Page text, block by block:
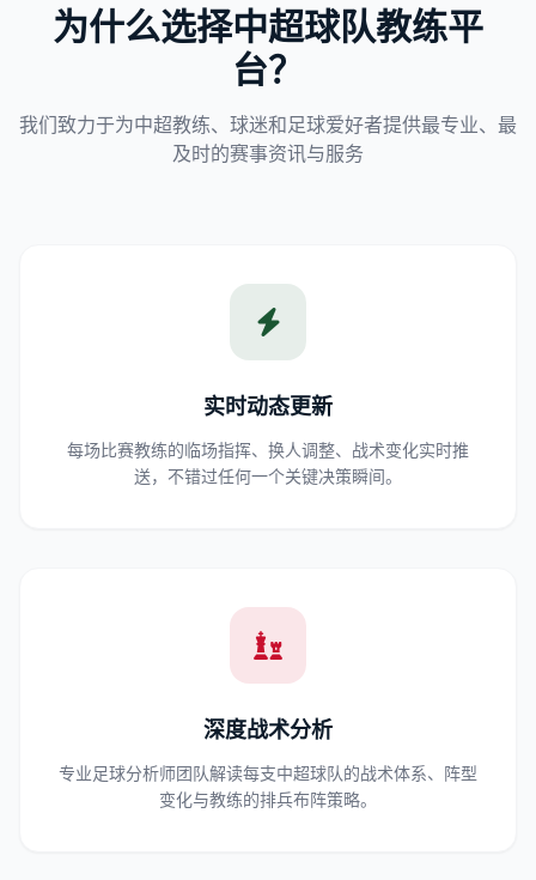
为什么选择中超球队教练平
台？
我们致力于为中超教练、球迷和足球爱好者提供最专业、最
及时的赛事资讯与服务
实时动态更新
每场比赛教练的临场指挥、换人调整、战术变化实时推
送，不错过任何一个关键决策瞬间。
深度战术分析
专业足球分析师团队解读每支中超球队的战术体系、阵型
变化与教练的排兵布阵策略。